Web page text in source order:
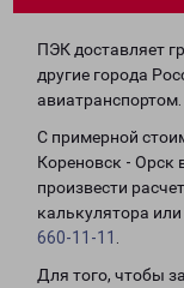
ПЭК доставляет
другие города
авиатранспортом.
С примерной
Кореновск - Орск
произвести
калькулятора
660-11-11
Для того, чтобы